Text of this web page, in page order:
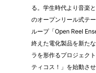
る。学生時代より音楽
のオープンリール式テ
ループ「Open Reel
終えた電化製品を新た
ラを形作るプロジェク
ティコス！」を始動さ